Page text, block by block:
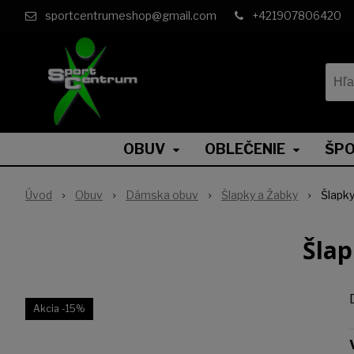
sportcentrumeshop@gmail.com +421907806420
OBUV OBLEČENIE
Úvod Obuv Dámska obuv Šlapky a Žabky
Akcia -15%